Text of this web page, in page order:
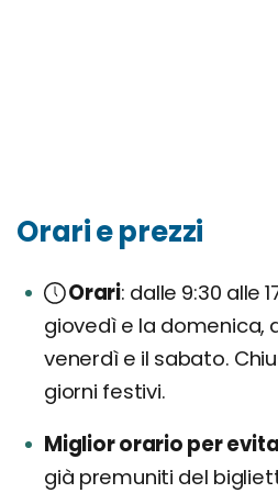
Orari e prezzi
Orari dalle 9:30 alle
giovedì e la domenica,
venerdì e il sabato.
giorni festivi.
Miglior orario per
già premuniti del